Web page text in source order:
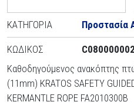
ΚΑΤΗΓΟΡΊΑ Προστασία
ΚΩΔΙΚΌΣ
Καθοδηγούμενος ανακόπτης
(11mm) KRATOS SAFETY
KERMANTLE ROPE FA2010300B